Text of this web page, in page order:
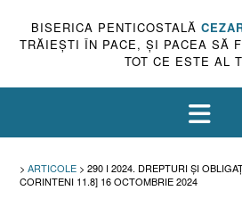
BISERICA PENTICOSTALĂ
TRĂIEŞTI ÎN PACE, ŞI PACEA SĂ
TOT CE ESTE AL
> ARTICOLE > 290 I 2024. DREPTURI ȘI
CORINTENI 11.8] 16 OCTOMBRIE 2024